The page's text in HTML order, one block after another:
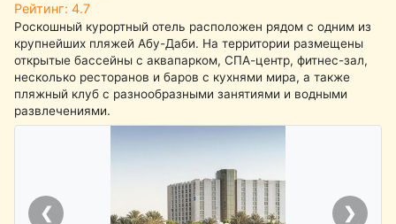
Рейтинг: 4.7
Роскошный курортный отель расположен рядом с одним из
крупнейших пляжей Абу-Даби. На территории размещены
открытые бассейны с аквапарком, СПА-центр, фитнес-зал,
несколько ресторанов и баров с кухнями мира, а также
пляжный клуб с разнообразными занятиями и водными
развлечениями.
❮ ❯